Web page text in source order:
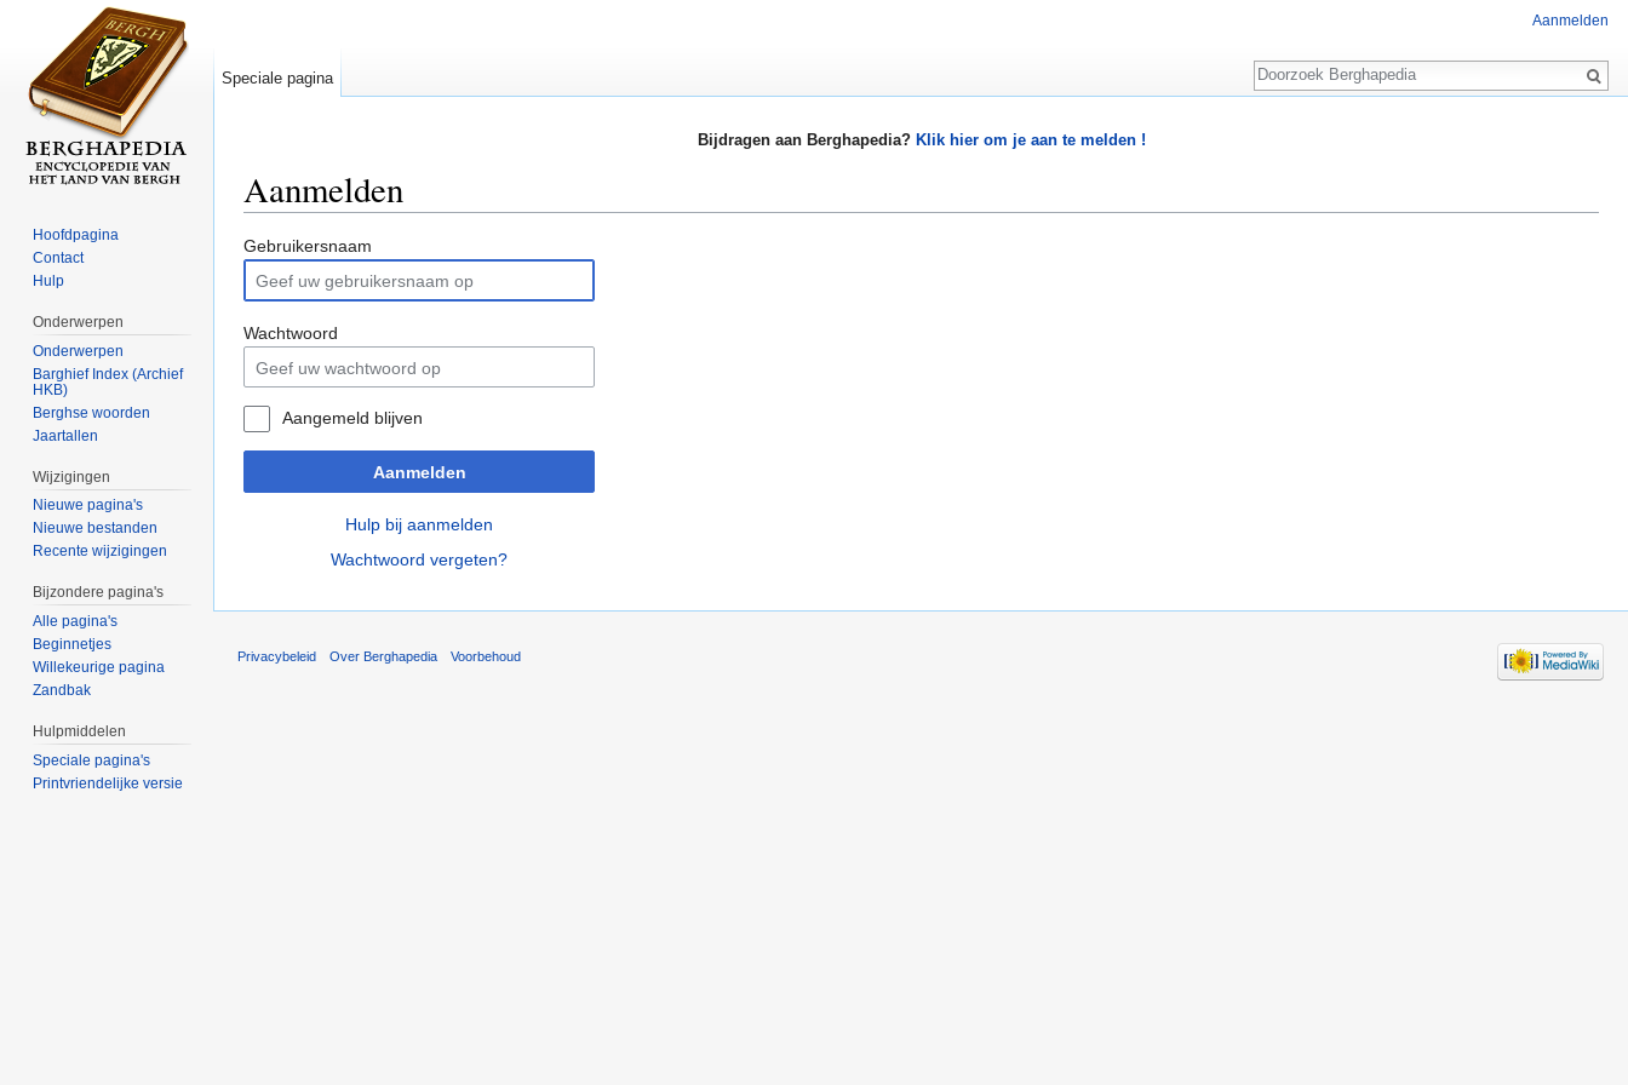
Bijdragen aan Berghapedia? Klik hier om je aan te melden !
Aanmelden
Gebruikersnaam
Wachtwoord
Aangemeld blijven
Aanmelden
Hulp bij aanmelden
Wachtwoord vergeten?
Aanmelden
Speciale pagina
Zoeken
Hoofdpagina
Contact
Hulp
Onderwerpen
Onderwerpen
Barghief Index (Archief
HKB)
Berghse woorden
Jaartallen
Wijzigingen
Nieuwe pagina's
Nieuwe bestanden
Recente wijzigingen
Bijzondere pagina's
Alle pagina's
Beginnetjes
Willekeurige pagina
Zandbak
Hulpmiddelen
Speciale pagina's
Printvriendelijke versie
Privacybeleid Over Berghapedia Voorbehoud